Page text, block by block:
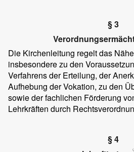
§ 3
Die Kirchenleitung regelt das
insbesondere zu den
Verfahrens der Erteilung, der
Aufhebung der Vokation, zu den
sowie der fachlichen Förderung
Lehrkräften durch
§ 4